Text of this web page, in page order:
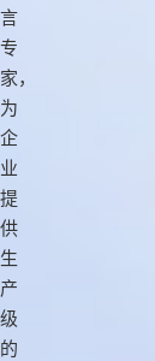
言
专
家，
为
企
业
提
供
生
产
级
的